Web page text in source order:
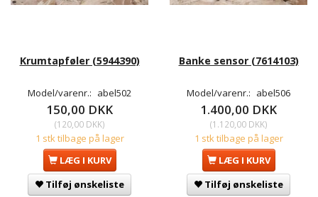
Krumtapføler (5944390)
Model/varenr.: abel502
150,00 DKK
(120,00 DKK)
1 stk tilbage på lager
LÆG I KURV
Tilføj ønskeliste
Banke sensor (7614103)
Model/varenr.: abel506
1.400,00 DKK
(1.120,00 DKK)
1 stk tilbage på lager
LÆG I KURV
Tilføj ønskeliste